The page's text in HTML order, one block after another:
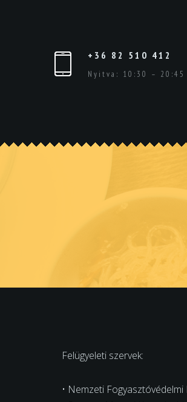
+36 82 510 412
Nyitva: 10:30 – 20:45
Felügyeleti szervek:
• Nemzeti